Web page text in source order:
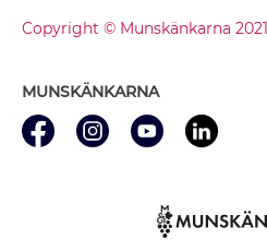
Copyright © Munskänkarna 2021
MUNSKÄNKARNA